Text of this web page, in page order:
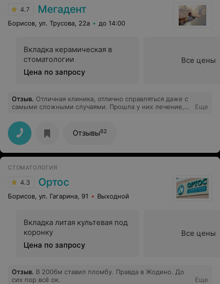
4.7 Мегадент
Борисов, ул. Трусова, 22а до 14:00
Вкладка керамическая в
стоматологии
Цена по запросу
Все цены
Отзыв. Отличная клиника, отлично справляться даже с
самыми сложными случаями. Прошла у них лечение,
металокерамикой 10 лет назад . И все замечательно.
Вернули улыбку, и радость общения.
Еще
Отзывы62
СТОМАТОЛОГИЯ
4.3 Ортос
Борисов, ул. Гагарина, 91 Выходной
Вкладка литая культевая под
коронку
Цена по запросу
Все цены
Отзыв. В 2006м ставил пломбу. Правда в Жодино. До
сих пор всё ок.
Еще